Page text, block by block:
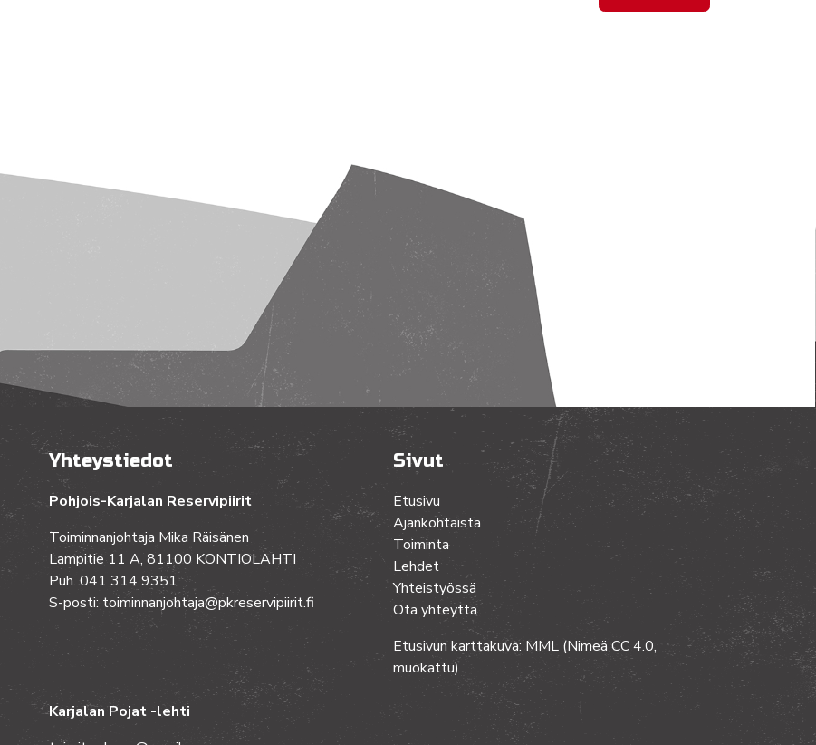
Yhteystiedot
Pohjois-Karjalan Reservipiirit
Toiminnanjohtaja Mika Räisänen
Lampitie 11 A, 81100 KONTIOLAHTI
Puh. 041 314 9351
S-posti: toiminnanjohtaja@pkreservipiirit.fi
Karjalan Pojat -lehti
Sivut
Etusivu
Ajankohtaista
Toiminta
Lehdet
Yhteistyössä
Ota yhteyttä
Etusivun karttakuva: MML (Nimeä CC 4.0,
muokattu)